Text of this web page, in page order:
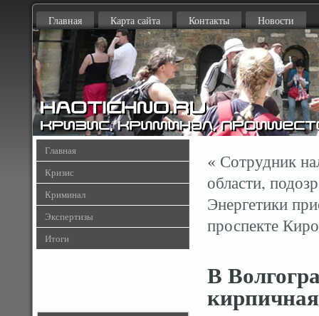
Главная Карта сайта Контакты Новости
Главная
Кризис
Криминал
Экспертизы
Итоги
« Сотрудник
области,
Энергетики
проспекте
В